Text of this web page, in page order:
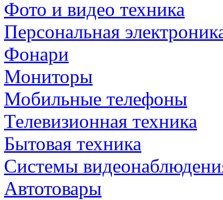
Фото и видео техника
Персональная
Фонари
Мониторы
Мобильные телефоны
Телевизионная техника
Бытовая техника
Cистемы
Автотовары